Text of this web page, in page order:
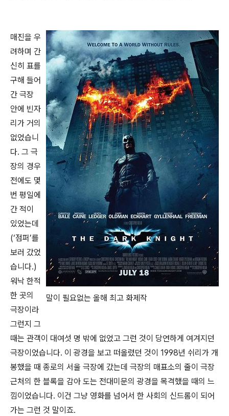
말이 필요없는 올해 최고 화제작
매진을 우
려하며 간
신히 표를
구해 들어
간 극장
안에 빈자
리가 거의
없었습니
다. 그 극
장의 경우
전에도 몇
번 평일에
간 적이
있었는데
(‘점퍼’를
보러 갔었
습니다.)
워낙 한적
한 곳의
극장이라
그런지 그
때는 관객이 대여섯 명 밖에 없었고 그런 것이 당연하게 여겨지던
극장이었습니다. 이 광경을 보고 떠올렸던 것이 1998년 쉬리가 개
봉했을 때 종로의 서울 극장에 갔는데 극장의 매표소의 줄이 극장
근처의 한 블록을 감아 도는 전대미문의 광경을 목격했을 때의 느
낌이었습니다. 이건 그냥 영화를 넘어서 한 사회의 신드롬이 되어
가는 그런 것 말이죠.